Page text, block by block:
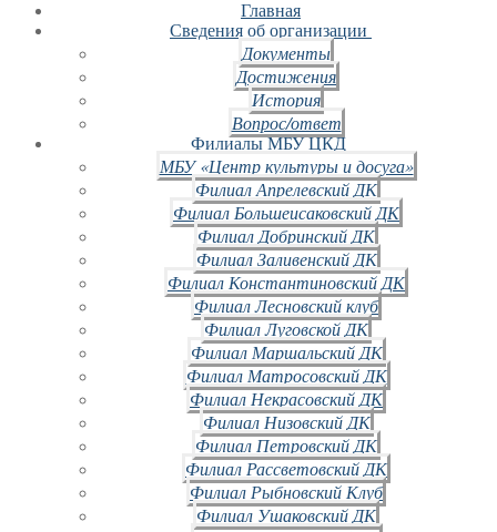
Главная
Сведения об организации
Документы
Достижения
История
Вопрос/ответ
Филиалы МБУ ЦКД
МБУ «Центр культуры и досуга»
Филиал Апрелевский ДК
Филиал Большеисаковский ДК
Филиал Добринский ДК
Филиал Заливенский ДК
Филиал Константиновский ДК
Филиал Лесновский клуб
Филиал Луговской ДК
Филиал Маршальский ДК
Филиал Матросовский ДК
Филиал Некрасовский ДК
Филиал Низовский ДК
Филиал Петровский ДК
Филиал Рассветовский ДК
Филиал Рыбновский Клуб
Филиал Ушаковский ДК